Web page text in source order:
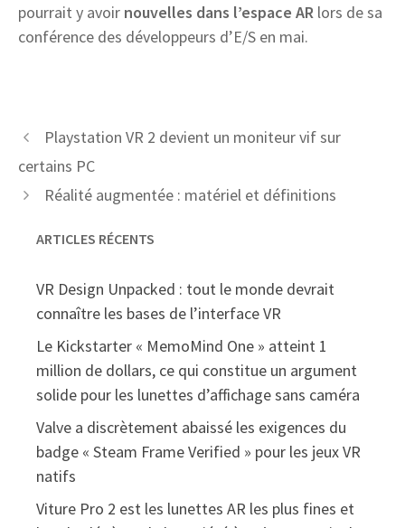
pourrait y avoir nouvelles dans l’espace AR lors de sa
conférence des développeurs d’E/S en mai.
Playstation VR 2 devient un moniteur vif sur
certains PC
Réalité augmentée : matériel et définitions
ARTICLES RÉCENTS
VR Design Unpacked : tout le monde devrait
connaître les bases de l’interface VR
Le Kickstarter « MemoMind One » atteint 1
million de dollars, ce qui constitue un argument
solide pour les lunettes d’affichage sans caméra
Valve a discrètement abaissé les exigences du
badge « Steam Frame Verified » pour les jeux VR
natifs
Viture Pro 2 est les lunettes AR les plus fines et